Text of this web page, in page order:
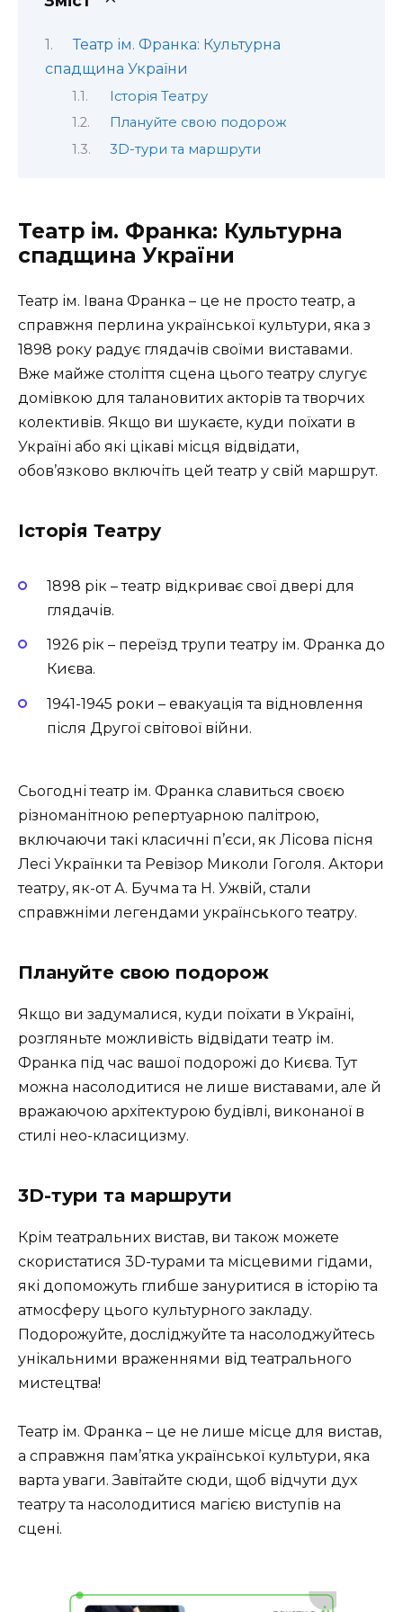
Театр ім. Франка: Культурна
спадщина України
Історія Театру
Плануйте свою подорож
3D-тури та маршрути
Театр ім. Франка: Культурна
спадщина України
Театр ім. Івана Франка – це не просто театр, а
справжня перлина української культури, яка з
1898 року радує глядачів своїми виставами.
Вже майже століття сцена цього театру слугує
домівкою для талановитих акторів та творчих
колективів. Якщо ви шукаєте, куди поїхати в
Україні або які цікаві місця відвідати,
обов’язково включіть цей театр у свій маршрут.
Історія Театру
1898 рік – театр відкриває свої двері для
глядачів.
1926 рік – переїзд трупи театру ім. Франка до
Києва.
1941-1945 роки – евакуація та відновлення
після Другої світової війни.
Сьогодні театр ім. Франка славиться своєю
різноманітною репертуарною палітрою,
включаючи такі класичні п’єси, як Лісова пісня
Лесі Українки та Ревізор Миколи Гоголя. Актори
театру, як-от А. Бучма та Н. Ужвій, стали
справжніми легендами українського театру.
Плануйте свою подорож
Якщо ви задумалися, куди поїхати в Україні,
розгляньте можливість відвідати театр ім.
Франка під час вашої подорожі до Києва. Тут
можна насолодитися не лише виставами, але й
вражаючою архітектурою будівлі, виконаної в
стилі нео-класицизму.
3D-тури та маршрути
Крім театральних вистав, ви також можете
скористатися 3D-турами та місцевими гідами,
які допоможуть глибше зануритися в історію та
атмосферу цього культурного закладу.
Подорожуйте, досліджуйте та насолоджуйтесь
унікальними враженнями від театрального
мистецтва!
Театр ім. Франка – це не лише місце для вистав,
а справжня пам’ятка української культури, яка
варта уваги. Завітайте сюди, щоб відчути дух
театру та насолодитися магією виступів на
сцені.